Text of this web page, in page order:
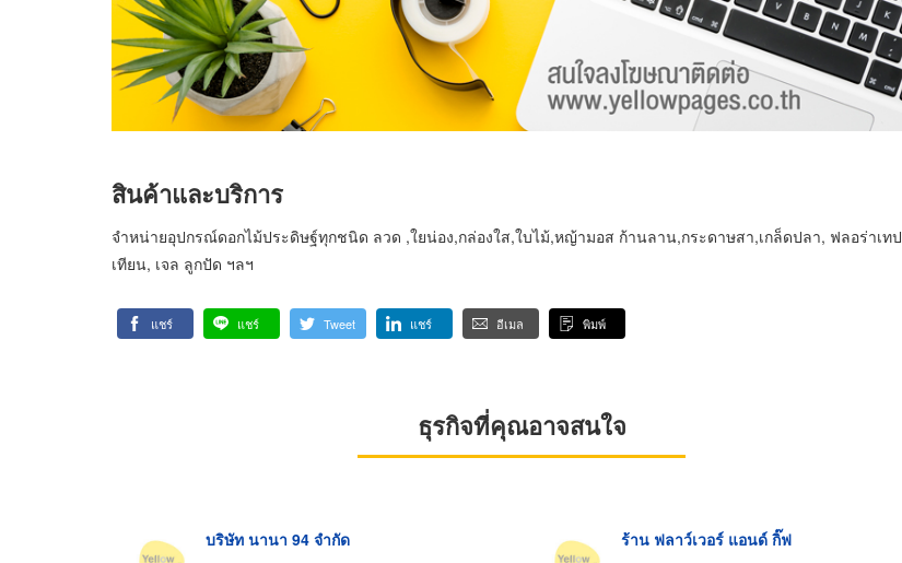
สินค้าและบริการ
จำหน่ายอุปกรณ์ดอกไม้ประดิษฐ์ทุกชนิด ลวด ,ใยน่อง,กล่องใส,ใบไม้,หญ้ามอส ก้านลาน,กระดาษสา,เกล็ดปลา, ฟลอร่าเทป
เทียน, เจล ลูกปัด ฯลฯ
แชร์ แชร์ Tweet แชร์ อีเมล พิมพ์
ธุรกิจที่คุณอาจสนใจ
บริษัท นานา 94 จำกัด
ร้าน ฟลาว์เวอร์ แอนด์ กิ๊ฟ